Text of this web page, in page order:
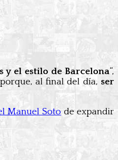
y el estilo de Barcelona“,
al final del día, ser
Manuel Soto de expandir